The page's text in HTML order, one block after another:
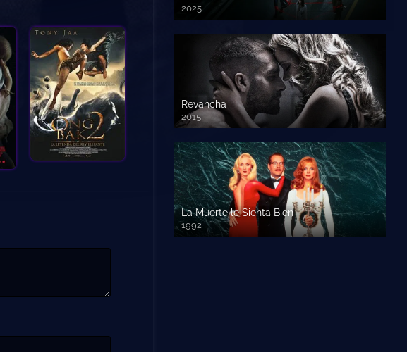
2025
Revancha
2015
720p HD
La Muerte le Sienta Bien
1992
720p HD